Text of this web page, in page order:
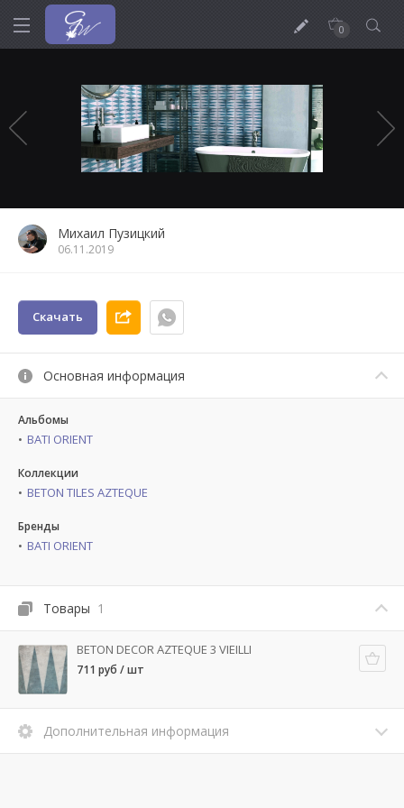
0
Михаил Пузицкий
06.11.2019
Скачать
Основная информация
Альбомы
BATI ORIENT
Коллекции
BETON TILES AZTEQUE
Бренды
BATI ORIENT
Товары 1
BETON DECOR AZTEQUE 3 VIEILLI
711 руб / шт
Дополнительная информация